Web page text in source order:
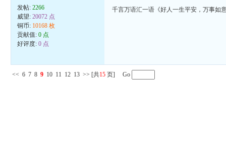
发帖:2266
威望:20072 点
铜币: 10168 枚
贡献值:0 点
好评度:0 点
千言万语汇一语《好人一生平安，万事如意
<< 6 7 8 9 10 11 12 13 >> [共15 页] Go